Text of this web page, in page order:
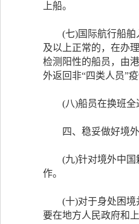
上船。
(七)国际航行船舶入
及以上正常的，在办
检测阳性的船员，由
外返回非“四类人员”
(八)船员在换班全过
四、稳妥做好境外
(九)针对境外中国籍
作。
(十)对于身处困境并
要在地方人民政府和